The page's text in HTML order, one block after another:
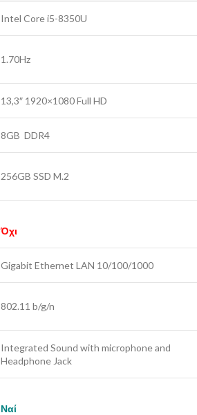
Intel Core i5-8350U
1.70Hz
13,3″ 1920×1080 Full HD
8GB DDR4
256GB SSD M.2
Όχι
Gigabit Ethernet LAN 10/100/1000
802.11 b/g/n
Integrated Sound with microphone and
Headphone Jack
Ναί